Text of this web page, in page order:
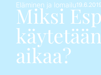
Eläminen ja lomailu
Miksi
aikaa?